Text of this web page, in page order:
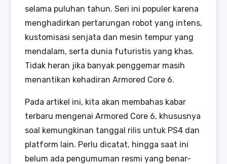
selama puluhan tahun. Seri ini populer karena
menghadirkan pertarungan robot yang intens,
kustomisasi senjata dan mesin tempur yang
mendalam, serta dunia futuristis yang khas.
Tidak heran jika banyak penggemar masih
menantikan kehadiran Armored Core 6.
Pada artikel ini, kita akan membahas kabar
terbaru mengenai Armored Core 6, khususnya
soal kemungkinan tanggal rilis untuk PS4 dan
platform lain. Perlu dicatat, hingga saat ini
belum ada pengumuman resmi yang benar-